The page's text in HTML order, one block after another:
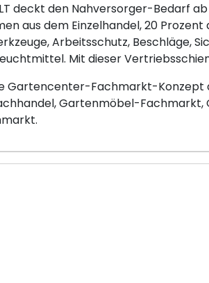
deckt den Nahversorger-Bedarf
aus dem Einzelhandel, 20
Arbeitsschutz, Beschläge,
Mit dieser
Gartencenter-Fachmarkt-Konzept
Gartenmöbel-